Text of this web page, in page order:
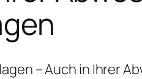
– Auch in Ihrer